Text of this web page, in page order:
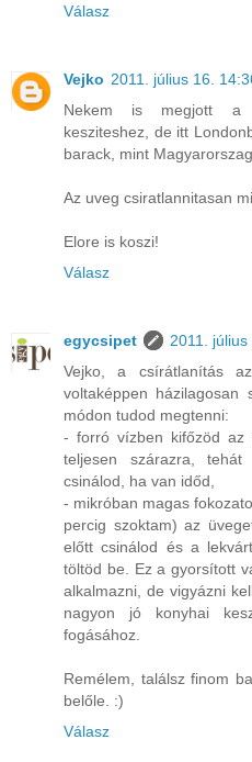
Válasz
Vejko 2011. július 16.
Nekem is megjott a
kesziteshez, de itt
barack, mint
Az uveg csiratlannitasan
Elore is koszi!
Válasz
egycsipet
2011.
Vejko, a csírátlanítás
voltaképpen házilagosan
módon tudod megtenni:
- forró vízben kifőzöd az
teljesen szárazra,
csinálod, ha van időd,
- mikróban magas
percig szoktam) az
előtt csinálod és a
töltöd be. Ez a gyorsított
alkalmazni, de vigyázni
nagyon jó konyhai
fogásához.
Remélem, találsz finom
belőle. :)
Válasz